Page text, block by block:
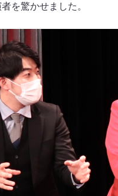
を驚かせました。